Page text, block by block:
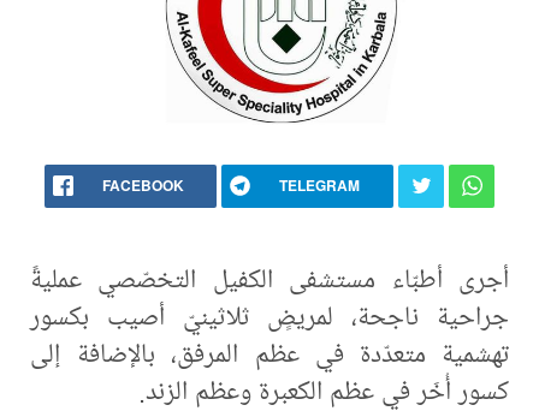
FACEBOOK TELEGRAM
أجرى أطبّاء مستشفى الكفيل التخصّصي عمليةً
جراحية ناجحة، لمريضٍ ثلاثينيّ أصيب بكسور
تهشمية متعدّدة في عظم المرفق، بالإضافة إلى
كسور أُخَر في عظم الكعبرة وعظم الزند.